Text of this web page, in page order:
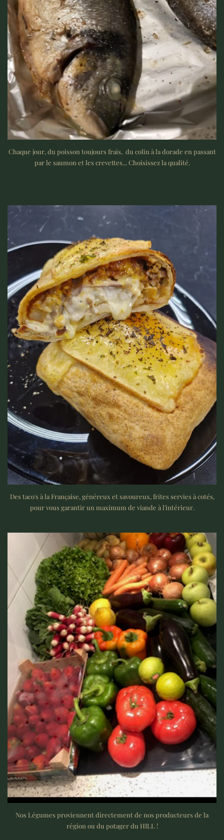
Chaque jour, du poisson toujours frais, du colin à la dorade en passant
par le saumon et les crevettes... Choisissez la qualité.
Des taco's à la Française, généreux et savoureux, frites servies à cotés,
pour vous garantir un maximum de viande à l'intérieur.
Nos Légumes proviennent directement de nos producteurs de la
région ou du potager du HILL !